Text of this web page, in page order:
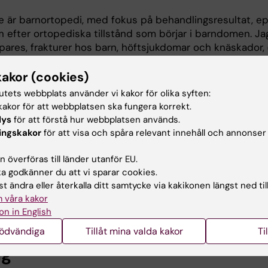
är barnortopedi, med fokus på behandlingsresultat,
efter ortopediska tillstånd som börjar i barndomen.
frakturer hos barn, höftsjukdomar och knäskador,
över tid. Min forskning syftar till att stärka det
inom barnortopedi och att öka förståelsen
i barndomen påverkar hälsa och funktion i vuxen
gånganalys, patientrapporterade utfallsmått och
inklusive CPUP och Patientregistret. En stor del
och bygger på samarbete med kliniker,
i Sverige och internationellt. Genom att kombinera
med epidemiologi och utfallsforskning hoppas jag
vård och bättre långsiktiga resultat för barn och
tillstånd.
(cookies)
webbplats använder vi kakor för olika syften:
för att webbplatsen ska fungera korrekt.
för att förstå hur webbplatsen används.
för att visa och spåra relevant innehåll och
överföras till länder utanför EU.
godkänner du att vi sparar cookies.
ändra eller återkalla ditt samtycke via kakikonen längst ned
våra kakor
in English
Tillåt mina valda kakor